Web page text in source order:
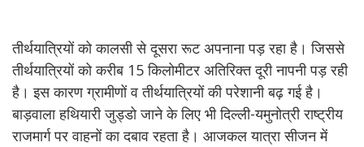
तीर्थयात्रियों को कालसी से दूसरा रूट अपनाना पड़ रहा है। जिससे
तीर्थयात्रियों को करीब 15 किलोमीटर अतिरिक्त दूरी नापनी पड़ रही
है। इस कारण ग्रामीणों व तीर्थयात्रियों की परेशानी बढ़ गई है।
बाड़वाला हथियारी जुड्डो जाने के लिए भी दिल्ली-यमुनोत्री राष्ट्रीय
राजमार्ग पर वाहनों का दबाव रहता है। आजकल यात्रा सीजन में